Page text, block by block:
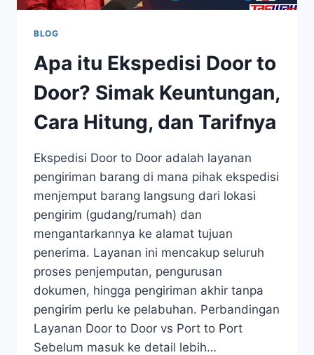
BLOG
Apa itu Ekspedisi Door to
Door? Simak Keuntungan,
Cara Hitung, dan Tarifnya
Ekspedisi Door to Door adalah layanan
pengiriman barang di mana pihak ekspedisi
menjemput barang langsung dari lokasi
pengirim (gudang/rumah) dan
mengantarkannya ke alamat tujuan
penerima. Layanan ini mencakup seluruh
proses penjemputan, pengurusan
dokumen, hingga pengiriman akhir tanpa
pengirim perlu ke pelabuhan. Perbandingan
Layanan Door to Door vs Port to Port
Sebelum masuk ke detail lebih…